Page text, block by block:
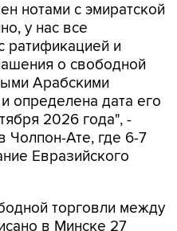
нотами с эмиратской
у нас все
ратификацией и
о свободной
Арабскими
определена дата его
2026 года", -
Чолпон-Ате, где 6-7
Евразийского
торговли между
в Минске 27